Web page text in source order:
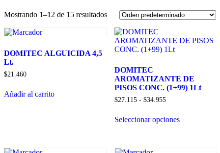
Mostrando 1–12 de 15 resultados
DOMITEC ALGUICIDA 4,5
Lt.
$21.460
Añadir al carrito
DOMITEC
AROMATIZANTE DE
PISOS CONC. (1+99) 1Lt
$27.115 - $34.955Rango
desde
Seleccionar opcionesproducto